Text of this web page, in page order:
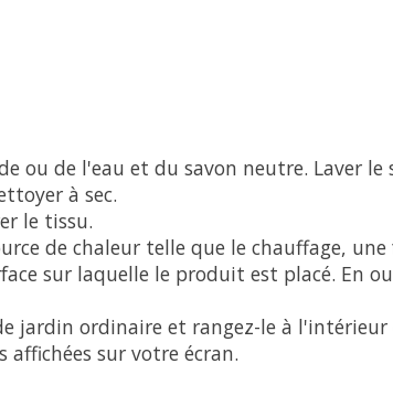
de l'eau et du savon neutre. Laver le
à sec.
le tissu.
de chaleur telle que le chauffage,
sur laquelle le produit est placé. En
jardin ordinaire et rangez-le à
sur votre écran.